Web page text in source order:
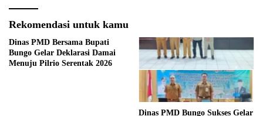
Rekomendasi untuk kamu
Dinas PMD Bersama Bupati
Bungo Gelar Deklarasi Damai
Menuju Pilrio Serentak 2026
Dinas PMD Bungo Sukses Gelar